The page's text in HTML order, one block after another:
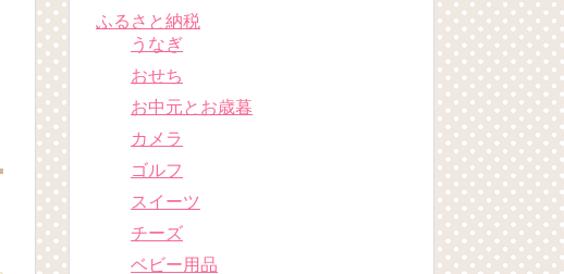
ふるさと納税
うなぎ
おせち
お中元とお歳暮
カメラ
ゴルフ
スイーツ
チーズ
ベビー用品